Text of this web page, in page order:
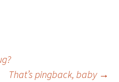
That’s pingback, baby →